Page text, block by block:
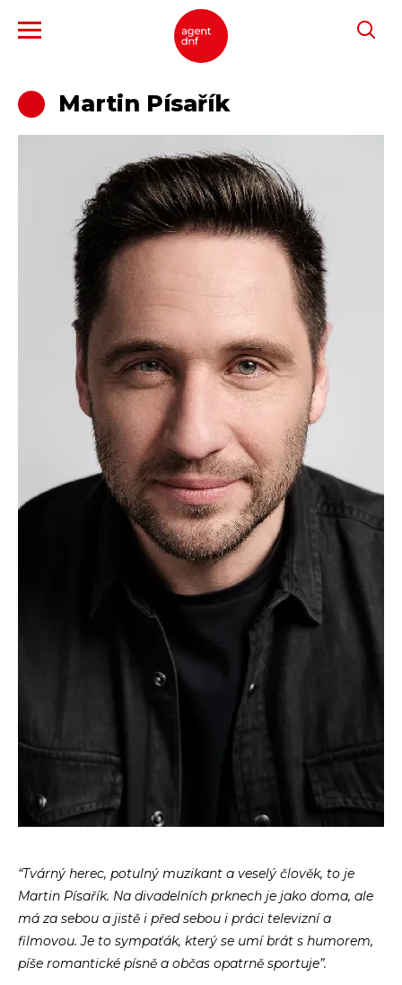
Performers
Contacts
Martin Písařík
“Tvárný herec, potulný muzikant a veselý člověk, to je
Martin Písařík. Na divadelních prknech je jako doma, ale
má za sebou a jistě i před sebou i práci televizní a
filmovou. Je to sympaťák, který se umí brát s humorem,
píše romantické písně a občas opatrně sportuje”.